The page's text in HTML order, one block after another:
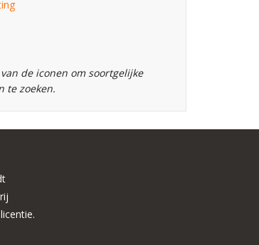
de iconen om soortgelijke
te zoeken.